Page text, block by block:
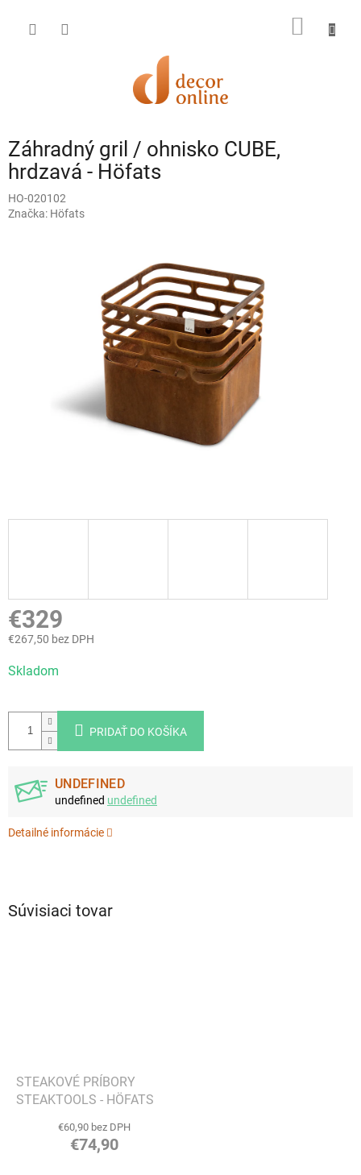
obsah
Záhradný gril / ohnisko CUBE,
hrdzavá - Höfats
HO-020102
Značka: Höfats
€329
€267,50 bez DPH
cena:
Skladom
PRIDAŤ DO KOŠÍKA
UNDEFINED
undefined undefined
Detailné informácie
Súvisiaci tovar
STEAKOVÉ PRÍBORY
STEAKTOOLS - HÖFATS
€60,90 bez DPH
€74,90